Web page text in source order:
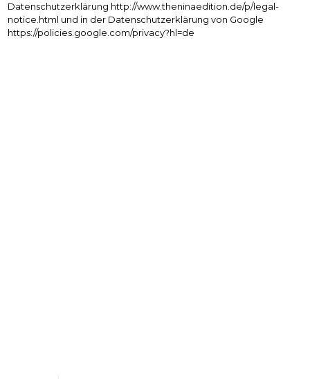
Datenschutzerklärung http://www.theninaedition.de/p/legal-
notice.html und in der Datenschutzerklärung von Google
https://policies.google.com/privacy?hl=de